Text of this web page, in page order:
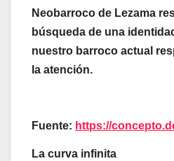
Neobarroco de Lezama
búsqueda de una
nuestro barroco actual
la atención.
Fuente: https://
La curva infinita